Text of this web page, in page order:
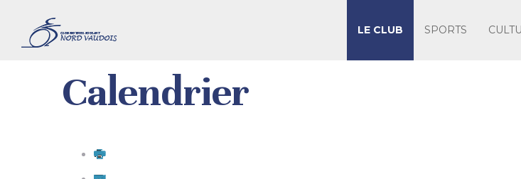
LE CLUB SPORTS
Calendrier